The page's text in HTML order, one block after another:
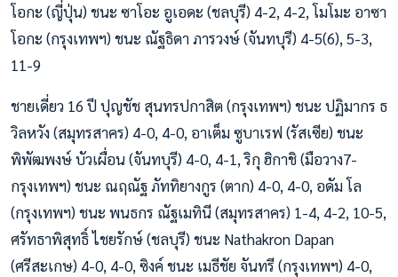
โอกะ (ญี่ปุ่น) ชนะ ซาโอะ อูเอดะ (ชลบุรี) 4-2, 4-2, โมโมะ อาซา
โอกะ (กรุงเทพฯ) ชนะ ณัฐธิดา ภารวงษ์ (จันทบุรี) 4-5(6), 5-3,
11-9
ชายเดี่ยว 16 ปี ปุญชัช สุนทรปกาสิต (กรุงเทพฯ) ชนะ ปฏิมากร ธ
วิลหวัง (สมุทรสาคร) 4-0, 4-0, อาเต็ม ซูบาเรฟ (รัสเซีย) ชนะ
พิพัฒพงษ์ บัวเผื่อน (จันทบุรี) 4-0, 4-1, ริกุ ฮิกาชิ (มือวาง7-
กรุงเทพฯ) ชนะ ณฤณัฐ ภัททิยางกูร (ตาก) 4-0, 4-0, อดัม โล
(กรุงเทพฯ) ชนะ พนธกร ณัฐเมทินี (สมุทรสาคร) 1-4, 4-2, 10-5,
ศรัทธาพิสุทธิ์ ไชยรักษ์ (ชลบุรี) ชนะ Nathakron Dapan
(ศรีสะเกษ) 4-0, 4-0, ซิงค์ ชนะ เมธีชัย จันทรี (กรุงเทพฯ) 4-0,